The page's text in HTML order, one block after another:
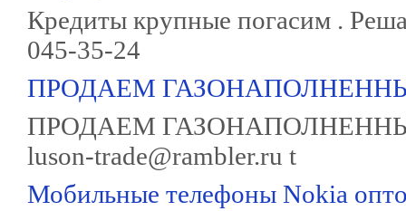
Кредиты крупные погасим .
045-35-24
ПРОДАЕМ
ПРОДАЕМ
luson-trade@rambler.ru t
Мобильные телефоны Nokia